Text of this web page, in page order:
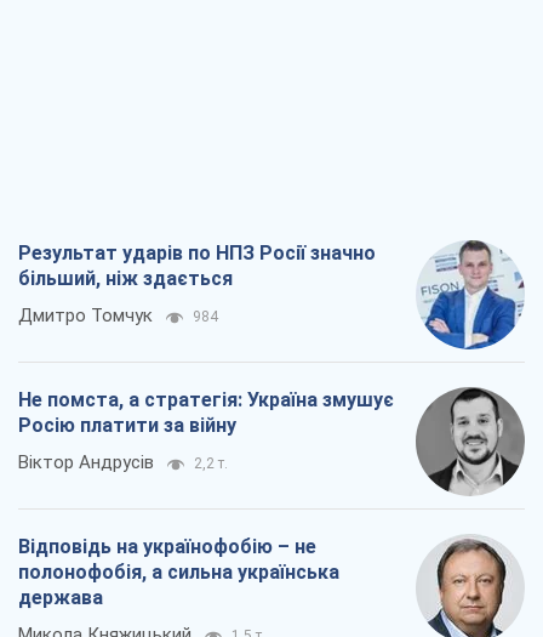
Результат ударів по НПЗ Росії значно
більший, ніж здається
Дмитро Томчук 984
Не помста, а стратегія: Україна змушує
Росію платити за війну
Віктор Андрусів 2,2 т.
Відповідь на українофобію – не
полонофобія, а сильна українська
держава